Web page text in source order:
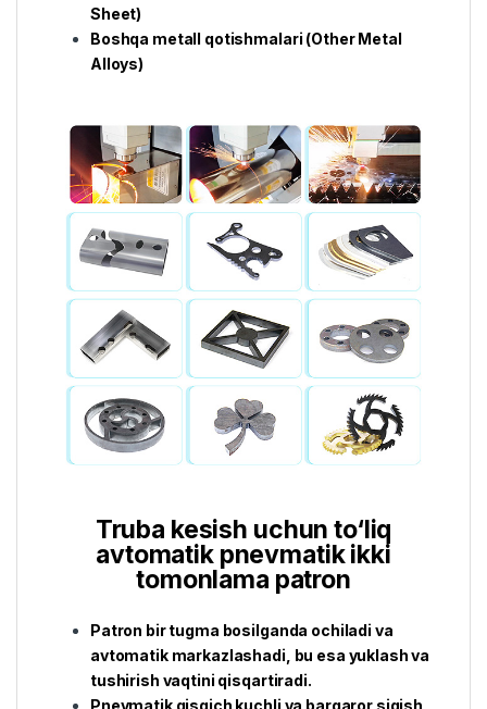
Sheet)
Boshqa metall qotishmalari (Other Metal
Alloys)
Truba kesish uchun to‘liq
avtomatik pnevmatik ikki
tomonlama patron
Patron bir tugma bosilganda ochiladi va
avtomatik markazlashadi, bu esa yuklash va
tushirish vaqtini qisqartiradi.
Pnevmatik qisqich kuchli va barqaror siqish